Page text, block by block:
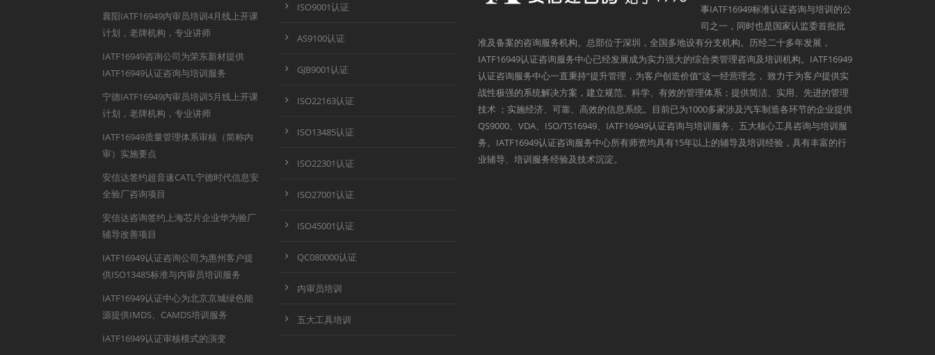
襄阳IATF16949内审员培训4月线上开课
计划，老牌机构，专业讲师
IATF16949咨询公司为荣东新材提供
IATF16949认证咨询与培训服务
宁德IATF16949内审员培训5月线上开课
计划，老牌机构，专业讲师
IATF16949质量管理体系审核（简称内
审）实施要点
安信达签约超音速CATL宁德时代信息安
全验厂咨询项目
安信达咨询签约上海芯片企业华为验厂
辅导改善项目
IATF16949认证咨询公司为惠州客户提
供ISO13485标准与内审员培训服务
IATF16949认证中心为北京京城绿色能
源提供IMDS、CAMDS培训服务
IATF16949认证审核模式的演变
ISO9001认证
AS9100认证
GJB9001认证
ISO22163认证
ISO13485认证
ISO22301认证
ISO27001认证
ISO45001认证
QC080000认证
内审员培训
五大工具培训
事IATF16949标准认证咨询与培训的公
司之一，同时也是国家认监委首批批
准及备案的咨询服务机构。总部位于深圳，全国多地设有分支机构。历经二十多年发展，
IATF16949认证咨询服务中心已经发展成为实力强大的综合类管理咨询及培训机构。IATF16949
认证咨询服务中心一直秉持“提升管理，为客户创造价值”这一经营理念， 致力于为客户提供实
战性极强的系统解决方案，建立规范、科学、有效的管理体系；提供简洁、实用、先进的管理
技术 ；实施经济、可靠、高效的信息系统。目前已为1000多家涉及汽车制造各环节的企业提供
QS9000、VDA、ISO/TS16949、IATF16949认证咨询与培训服务、五大核心工具咨询与培训服
务。IATF16949认证咨询服务中心所有师资均具有15年以上的辅导及培训经验，具有丰富的行
业辅导、培训服务经验及技术沉淀。